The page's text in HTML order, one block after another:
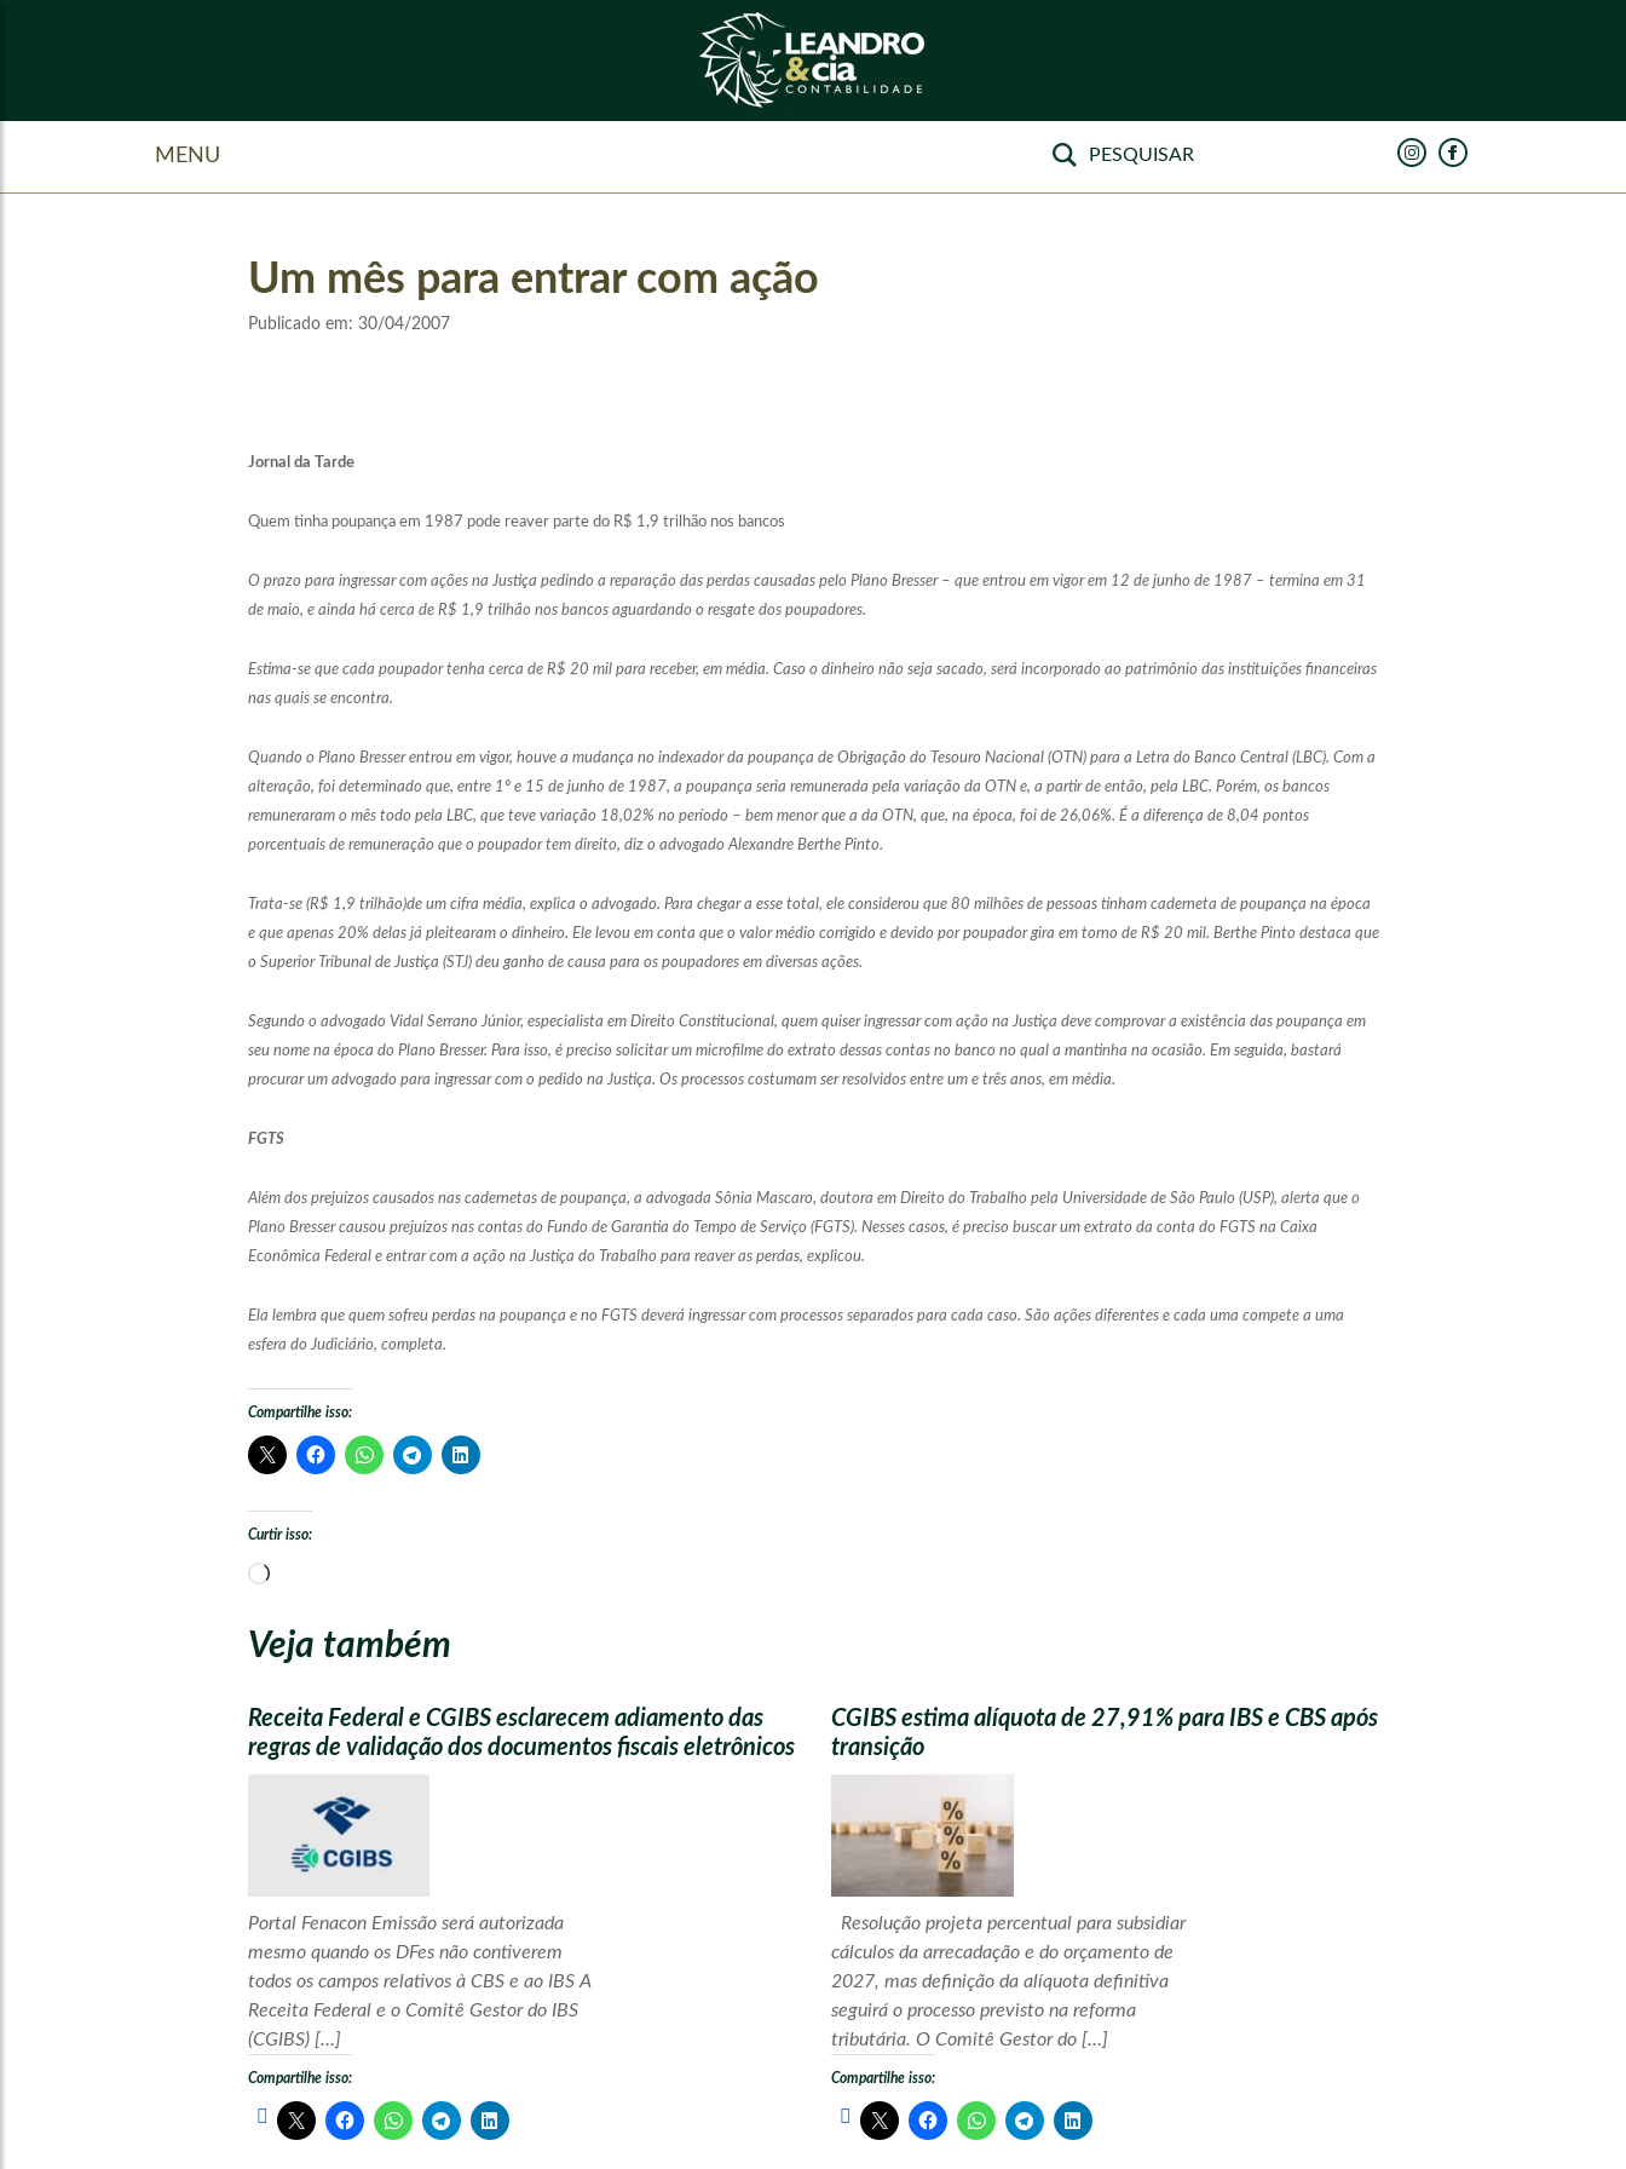
MENU
Um mês para entrar com ação
Publicado em: 30/04/2007
Jornal da Tarde
Quem tinha poupança em 1987 pode reaver parte do R$ 1,9 trilhão nos bancos
O prazo para ingressar com ações na Justiça pedindo a reparação das perdas causadas pelo Plano Bresser – que entrou em vigor em 12 de junho de 1987 – termina em 31
de maio, e ainda há cerca de R$ 1,9 trilhão nos bancos aguardando o resgate dos poupadores.
Estima-se que cada poupador tenha cerca de R$ 20 mil para receber, em média. Caso o dinheiro não seja sacado, será incorporado ao patrimônio das instituições financeiras
nas quais se encontra.
Quando o Plano Bresser entrou em vigor, houve a mudança no indexador da poupança de Obrigação do Tesouro Nacional (OTN) para a Letra do Banco Central (LBC). Com a
alteração, foi determinado que, entre 1º e 15 de junho de 1987, a poupança seria remunerada pela variação da OTN e, a partir de então, pela LBC. Porém, os bancos
remuneraram o mês todo pela LBC, que teve variação 18,02% no período – bem menor que a da OTN, que, na época, foi de 26,06%. É a diferença de 8,04 pontos
porcentuais de remuneração que o poupador tem direito, diz o advogado Alexandre Berthe Pinto.
Trata-se (R$ 1,9 trilhão)de um cifra média, explica o advogado. Para chegar a esse total, ele considerou que 80 milhões de pessoas tinham caderneta de poupança na época
e que apenas 20% delas já pleitearam o dinheiro. Ele levou em conta que o valor médio corrigido e devido por poupador gira em torno de R$ 20 mil. Berthe Pinto destaca que
o Superior Tribunal de Justiça (STJ) deu ganho de causa para os poupadores em diversas ações.
Segundo o advogado Vidal Serrano Júnior, especialista em Direito Constitucional, quem quiser ingressar com ação na Justiça deve comprovar a existência das poupança em
seu nome na época do Plano Bresser. Para isso, é preciso solicitar um microfilme do extrato dessas contas no banco no qual a mantinha na ocasião. Em seguida, bastará
procurar um advogado para ingressar com o pedido na Justiça. Os processos costumam ser resolvidos entre um e três anos, em média.
FGTS
Além dos prejuízos causados nas cadernetas de poupança, a advogada Sônia Mascaro, doutora em Direito do Trabalho pela Universidade de São Paulo (USP), alerta que o
Plano Bresser causou prejuízos nas contas do Fundo de Garantia do Tempo de Serviço (FGTS). Nesses casos, é preciso buscar um extrato da conta do FGTS na Caixa
Econômica Federal e entrar com a ação na Justiça do Trabalho para reaver as perdas, explicou.
Ela lembra que quem sofreu perdas na poupança e no FGTS deverá ingressar com processos separados para cada caso. São ações diferentes e cada uma compete a uma
esfera do Judiciário, completa.
Compartilhe isso:
Curtir isso:
Carregando...
Veja também
Receita Federal e CGIBS esclarecem adiamento das
regras de validação dos documentos fiscais eletrônicos
Portal Fenacon Emissão será autorizada
mesmo quando os DFes não contiverem
todos os campos relativos à CBS e ao IBS A
Receita Federal e o Comitê Gestor do IBS
(CGIBS) […]
Compartilhe isso:
CGIBS estima alíquota de 27,91% para IBS e CBS após
transição
Resolução projeta percentual para subsidiar
cálculos da arrecadação e do orçamento de
2027, mas definição da alíquota definitiva
seguirá o processo previsto na reforma
tributária. O Comitê Gestor do […]
Compartilhe isso: